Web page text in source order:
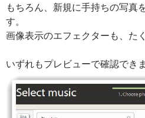
もちろん、新規に手持ちの写真
す。
画像表示のエフェクターも、た
いずれもプレビューで確認でき